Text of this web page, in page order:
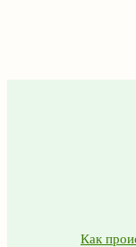
Как